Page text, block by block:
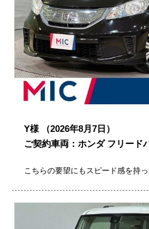
Y様
（2026年8月7日）
ご契約車両：ホンダ フリード
こちらの要望にもスピード感を持っ